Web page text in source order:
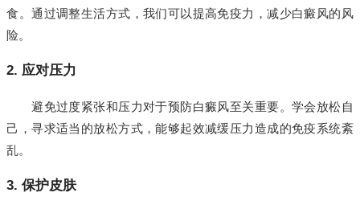
食。通过调整生活方式，我们可以提高免疫力，减少白癜风的风
险。
2. 应对压力
避免过度紧张和压力对于预防白癜风至关重要。学会放松自
己，寻求适当的放松方式，能够起效减缓压力造成的免疫系统紊
乱。
3. 保护皮肤